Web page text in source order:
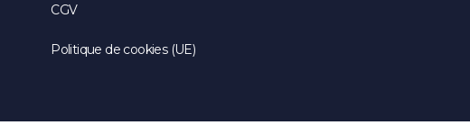
CGV
Politique de cookies (UE)